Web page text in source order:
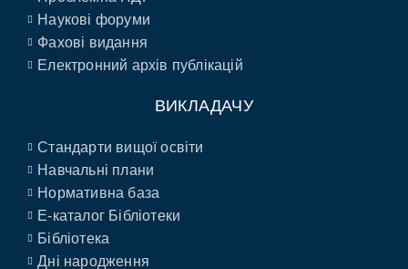
Наукові форуми
Фахові видання
Електронний архів публікацій
ВИКЛАДАЧУ
Стандарти вищої освіти
Навчальні плани
Нормативна база
E-каталог Бібліотеки
Бібліотека
Дні народження